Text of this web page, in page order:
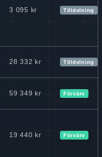
3 095 kr Tilldelning
28 332 kr Tilldelning
59 349 kr Förvärv
19 440 kr Förvärv